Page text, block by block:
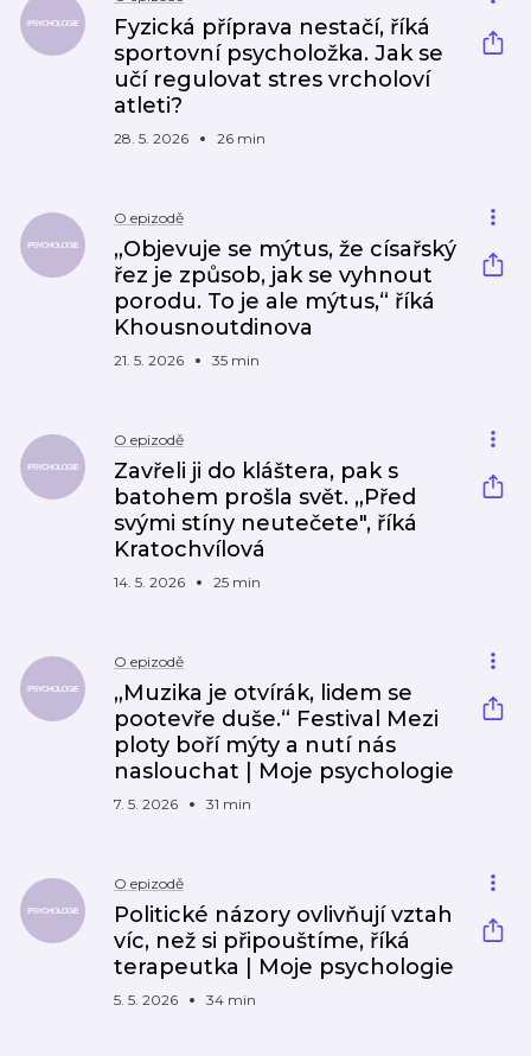
Fyzická příprava nestačí, říká
sportovní psycholožka. Jak se
učí regulovat stres vrcholoví
atleti?
28. 5. 2026 26 min
O epizodě
„Objevuje se mýtus, že císařský
řez je způsob, jak se vyhnout
porodu. To je ale mýtus,“ říká
Khousnoutdinova
21. 5. 2026 35 min
O epizodě
Zavřeli ji do kláštera, pak s
batohem prošla svět. „Před
svými stíny neutečete", říká
Kratochvílová
14. 5. 2026 25 min
O epizodě
„Muzika je otvírák, lidem se
pootevře duše.“ Festival Mezi
ploty boří mýty a nutí nás
naslouchat | Moje psychologie
7. 5. 2026 31 min
O epizodě
Politické názory ovlivňují vztah
víc, než si připouštíme, říká
terapeutka | Moje psychologie
5. 5. 2026 34 min